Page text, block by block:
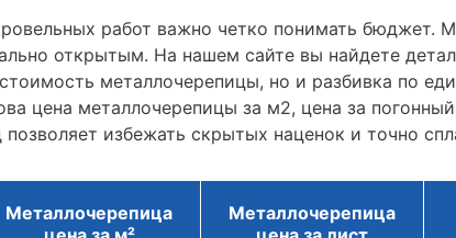
работ важно четко понимать бюджет.
открытым. На нашем сайте вы найдете
металлочерепицы, но и разбивка по
цена металлочерепицы за м2, цена за
избежать скрытых наценок и точно
Металлочерепица
Металлочерепица